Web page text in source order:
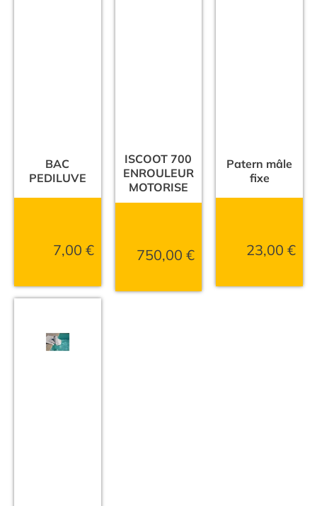
BAC
PEDILUVE
7,00 €
ISCOOT 700
ENROULEUR
MOTORISE
750,00€
Patern mâle
fixe
23,00 €